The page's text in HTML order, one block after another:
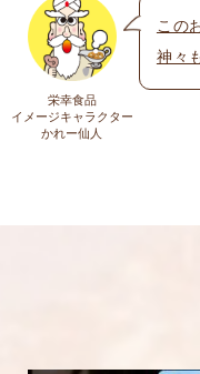
上に表示された
栄幸食品
イメージキャラクター
かれー仙人
この
神々